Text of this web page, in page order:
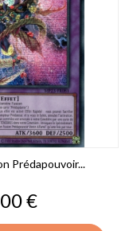
Prédapouvoir...
€